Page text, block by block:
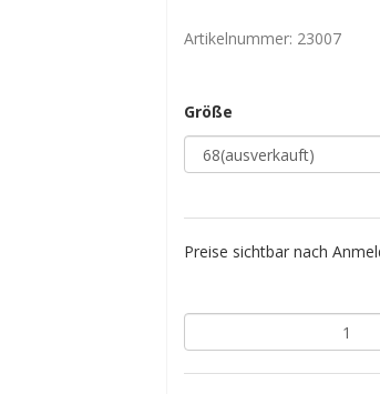
Artikelnummer: 23007
Größe
Preise sichtbar nach